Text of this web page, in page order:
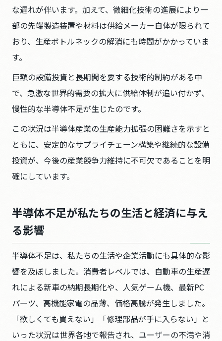
な遅れが伴います。加えて、微細化技術の進展により一
部の先端製造装置や材料は供給メーカー自体が限られて
おり、生産ボトルネックの解消にも時間がかかっていま
す。
巨額の設備投資と長期間を要する技術的制約がある中
で、急激な世界的需要の拡大に供給体制が追い付かず、
慢性的な半導体不足が生じたのです。
この状況は半導体産業の生産能力拡張の困難さを示すと
ともに、安定的なサプライチェーン構築や継続的な設備
投資が、今後の産業競争力維持に不可欠であることを明
確にしています。
半導体不足が私たちの生活と経済に与え
る影響
半導体不足は、私たちの生活や企業活動にも具体的な影
響を及ぼしました。消費者レベルでは、自動車の生産遅
れによる新車の納期長期化や、人気ゲーム機、最新PC
パーツ、高機能家電の品薄、価格高騰が発生しました。
「欲しくても買えない」「修理部品が手に入らない」と
いった状況は世界各地で報告され、ユーザーの不満や消